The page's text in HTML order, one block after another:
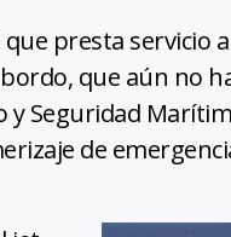
presta servicio
que aún no
Seguridad
de